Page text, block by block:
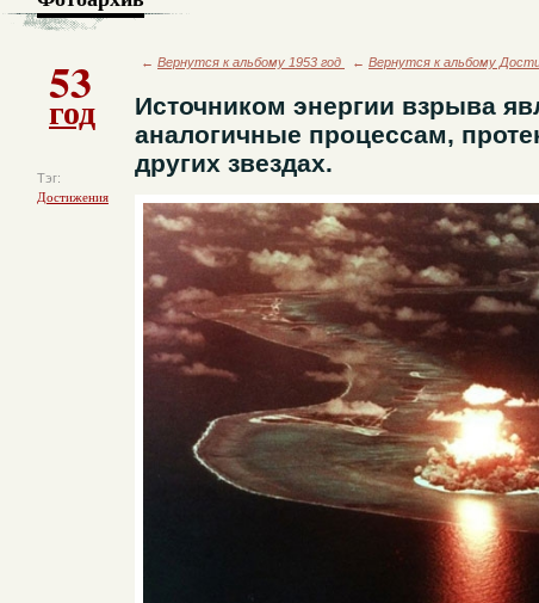
53
год
Тэг:
Достижения
← Вернутся к альбому 1953 год ← Вернутся к альбому
Источником энергии взрыва
аналогичные процессам,
других звездах.